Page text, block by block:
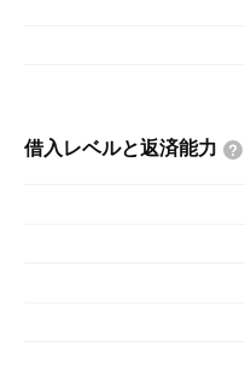
借入レベルと返済能力